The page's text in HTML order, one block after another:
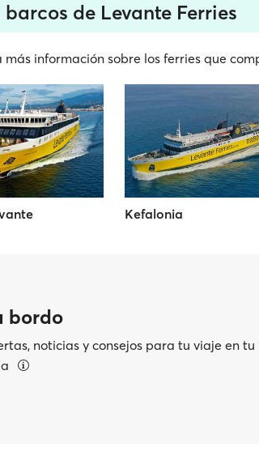
de Levante Ferries
más información sobre los ferries que
Kefalonia
bordo
noticias y consejos para tu viaje en